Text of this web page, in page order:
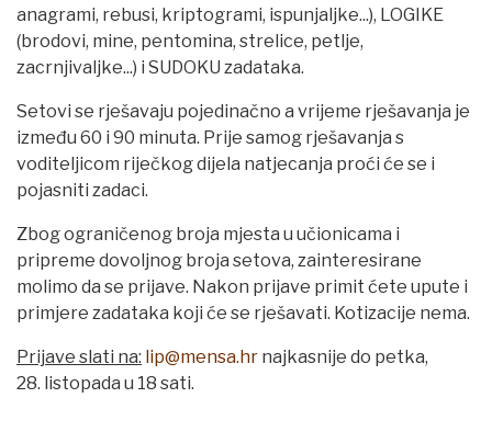
anagrami, rebusi, kriptogrami, ispunjaljke...), LOGIKE
(brodovi, mine, pentomina, strelice, petlje,
zacrnjivaljke...) i SUDOKU zadataka.
Setovi se rješavaju pojedinačno a vrijeme rješavanja je
između 60 i 90 minuta. Prije samog rješavanja s
voditeljicom riječkog dijela natjecanja proći će se i
pojasniti zadaci.
Zbog ograničenog broja mjesta u učionicama i
pripreme dovoljnog broja setova, zainteresirane
molimo da se prijave. Nakon prijave primit ćete upute i
primjere zadataka koji će se rješavati. Kotizacije nema.
Prijave slati na: lip@mensa.hr najkasnije do petka,
28. listopada u 18 sati.